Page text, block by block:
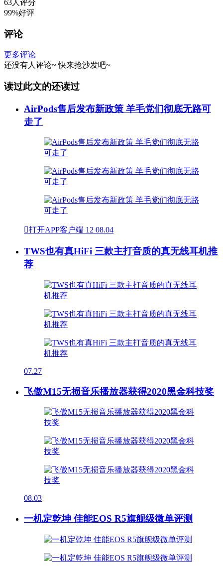
63人评分
99%好评
评论
更多评论
还没有人评论~ 快来抢沙发吧~
读过此文的还读过
AirPods售后发布新政策 羊毛党们彻底无路可
走了
打开APP客户端 12 08.04
TWS也有真HiFi 三款主打音质的真无线耳机推
荐
07.27
飞傲M15无损音乐播放器获得2020黑金科技奖
08.03
一机定乾坤 佳能EOS R5旗舰级微单评测